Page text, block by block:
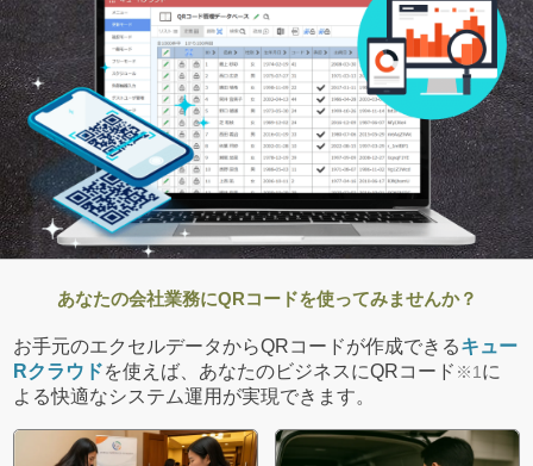
あなたの会社業務にQRコードを使ってみませんか？
お手元のエクセルデータからQRコードが作成できるキュー
Rクラウドを使えば、あなたのビジネスにQRコード ※1 に
よる快適なシステム運用が実現できます。